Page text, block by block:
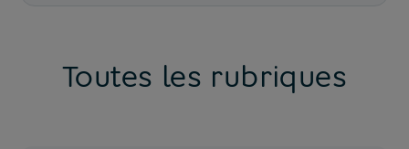
Toutes les rubriques